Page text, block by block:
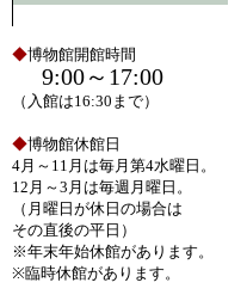
◆博物館開館時間
9:00～17:00
（入館は16:30まで）
◆博物館休館日
4月～11月は毎月第4水曜日。
12月～3月は毎週月曜日。
（月曜日が休日の場合は
その直後の平日）
※年末年始休館があります。
※臨時休館があります。